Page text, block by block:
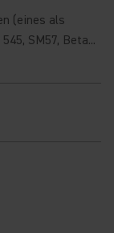
(eines als
SM57, Beta...